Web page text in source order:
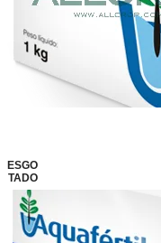
ESGO
TADO